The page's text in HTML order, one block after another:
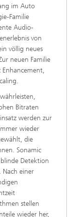
im Auto
Familie
Audio-
von
völlig neues
neuen Familie
Bitraten
werden zur
wieder
die
Sonamic
Detektion
Nach einer
stellen
wieder her,